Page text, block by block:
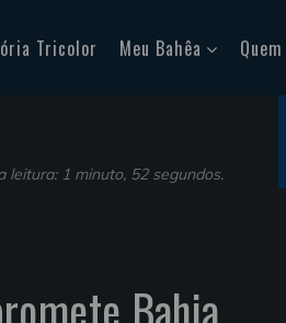
Tricolor Meu Bahêa
leitura: 1 minuto, 52 segundos.
Bahia